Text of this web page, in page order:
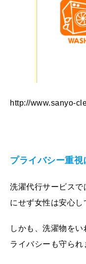
http://www.sanyo-
プライバシー重
洗濯代行サービス
にせず女性は安心し
しかも、洗濯物を
ライバシーも守られ